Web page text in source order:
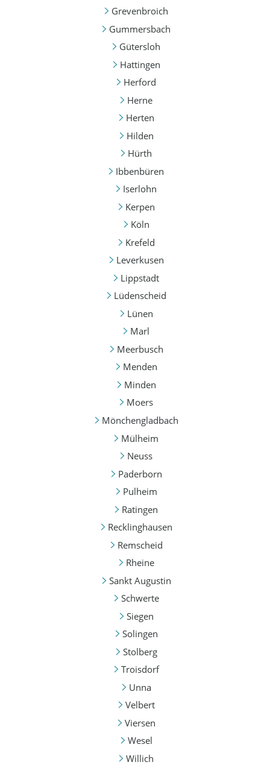
Grevenbroich
Gummersbach
Gütersloh
Hattingen
Herford
Herne
Herten
Hilden
Hürth
Ibbenbüren
Iserlohn
Kerpen
Köln
Krefeld
Leverkusen
Lippstadt
Lüdenscheid
Lünen
Marl
Meerbusch
Menden
Minden
Moers
Mönchengladbach
Mülheim
Neuss
Paderborn
Pulheim
Ratingen
Recklinghausen
Remscheid
Rheine
Sankt Augustin
Schwerte
Siegen
Solingen
Stolberg
Troisdorf
Unna
Velbert
Viersen
Wesel
Willich